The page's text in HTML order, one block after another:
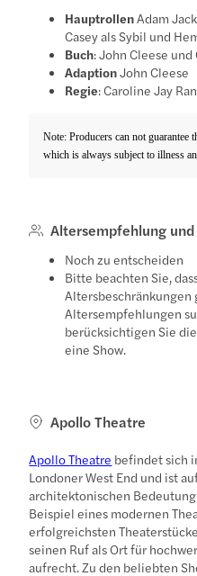
HauptrollenAdam
Casey als Sybil und
Buch: John Cleese
AdaptionJohn Cleese
Regie: Caroline Jay
Note: Producers can not guarantee
which is always subject to illness
Altersempfehlung
Noch zu entscheiden
Bitte beachten Sie,
Altersbeschränkungen
Altersempfehlungen
berücksichtigen Sie
eine Show.
Apollo Theatre
Apollo Theatre befindet sich
Londoner West End und ist
architektonischen
Beispiel eines modernen
erfolgreichsten
seinen Ruf als Ort für
aufrecht. Zu den beliebten